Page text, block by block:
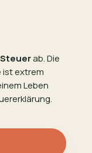
ab. Die
ist extrem
Leben